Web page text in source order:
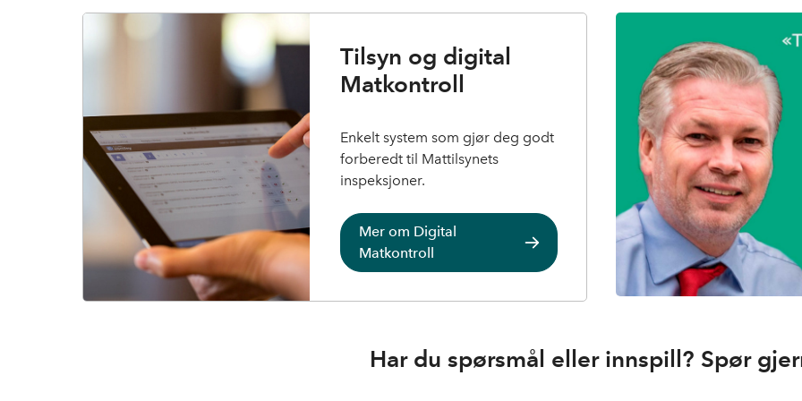
Tilsyn og digital
Matkontroll
Enkelt system som gjør deg godt
forberedt til Mattilsynets
inspeksjoner.
Mer om Digital
Matkontroll
Har du spørsmål eller innspill? Spør